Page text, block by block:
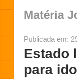
Matéria
Publicada em:
Estado
para